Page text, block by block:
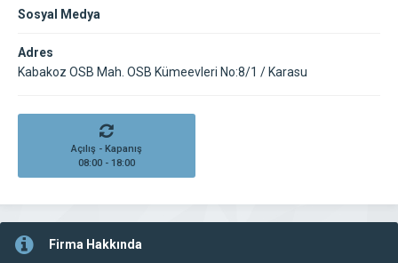
Sosyal Medya
Adres
Kabakoz OSB Mah. OSB Kümeevleri No:8/1 / Karasu
Açılış - Kapanış
08:00 - 18:00
Firma Hakkında